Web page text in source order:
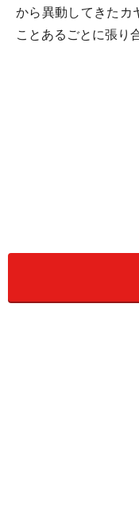
から異動してきたカ
ことあるごとに張り
「二人とも私と同期